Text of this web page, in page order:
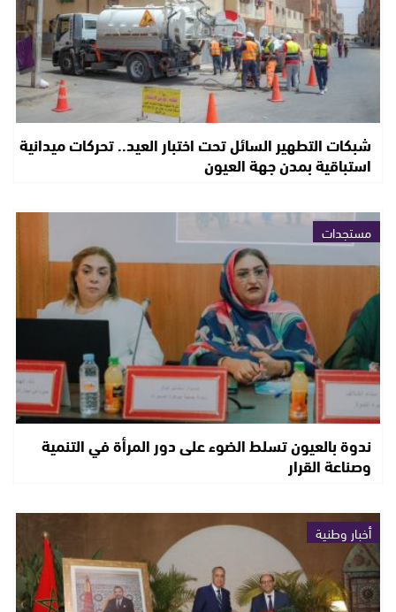
شبكات التطهير السائل تحت اختبار العيد.. تحركات ميدانية
استباقية بمدن جهة العيون
مستجدات
ندوة بالعيون تسلط الضوء على دور المرأة في التنمية
وصناعة القرار
أخبار وطنية